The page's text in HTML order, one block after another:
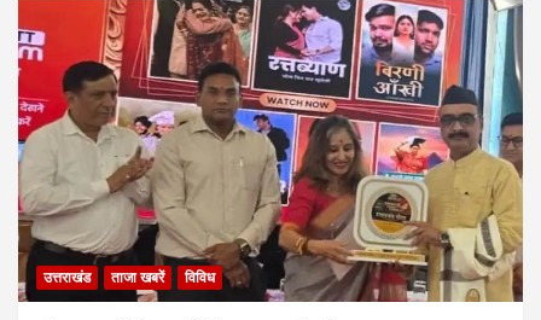
उत्तराखंड ताजा खबरें विविध